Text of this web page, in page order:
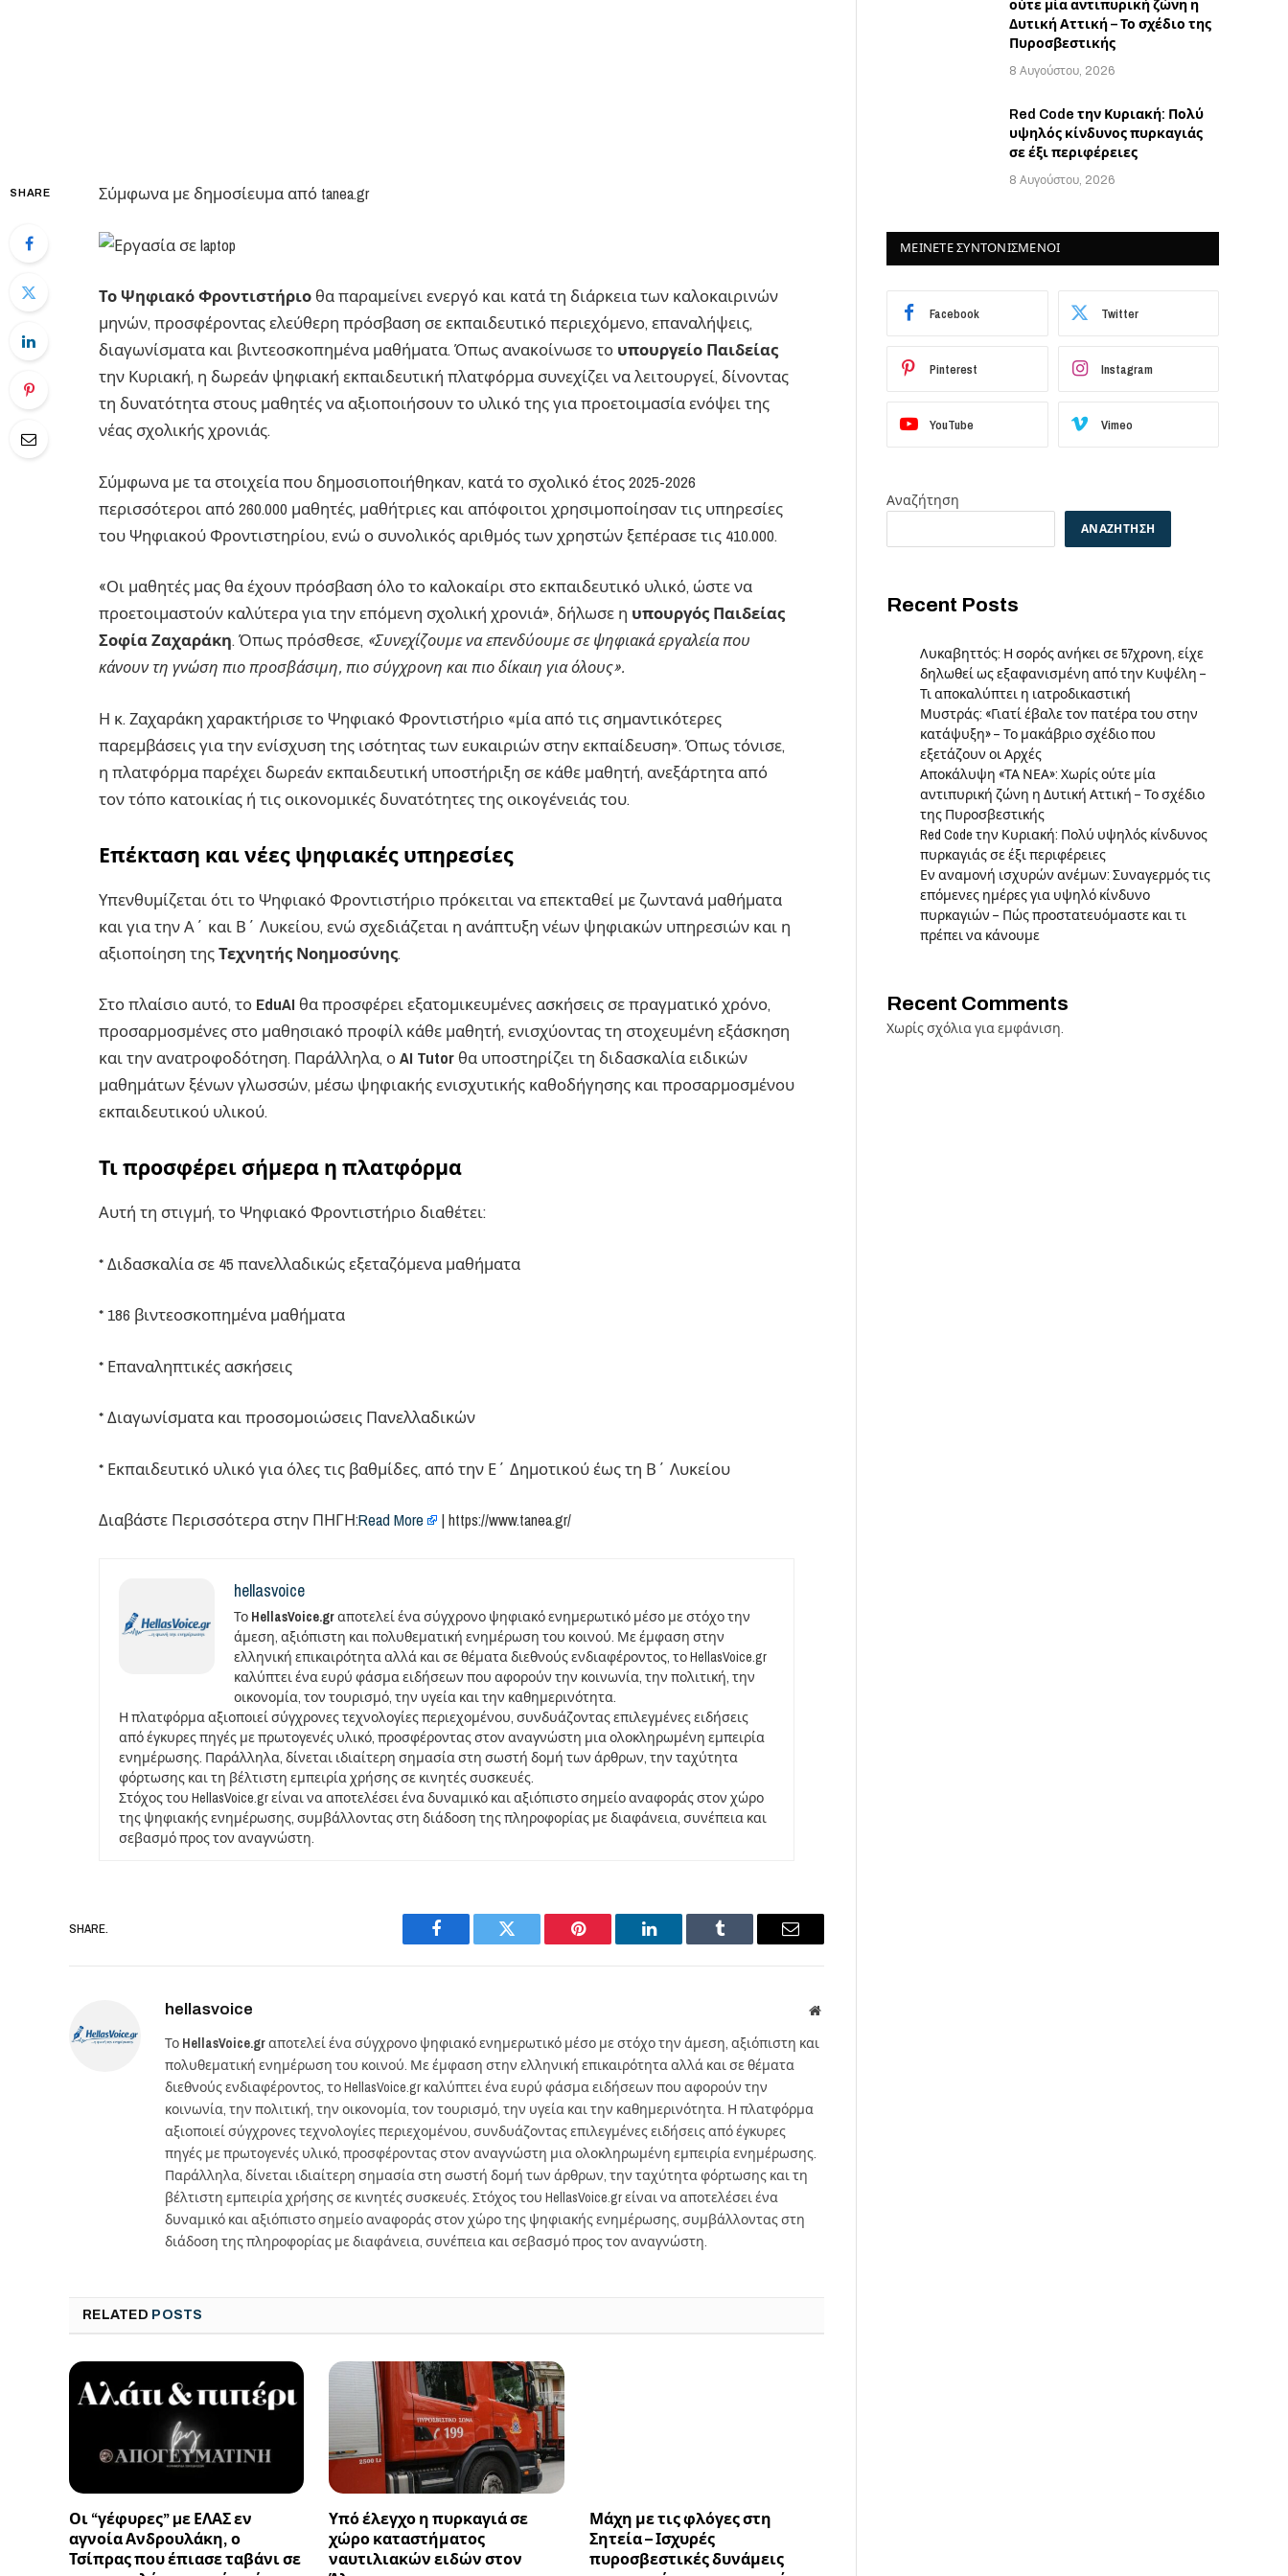
SHARE Σύμφωνα με δημοσίευμα από tanea.gr
Το Ψηφιακό Φροντιστήριο θα παραμείνει ενεργό και κατά τη διάρκεια των καλοκαιρινών
μηνών, προσφέροντας ελεύθερη πρόσβαση σε εκπαιδευτικό περιεχόμενο, επαναλήψεις,
διαγωνίσματα και βιντεοσκοπημένα μαθήματα. Όπως ανακοίνωσε το υπουργείο Παιδείας
την Κυριακή, η δωρεάν ψηφιακή εκπαιδευτική πλατφόρμα συνεχίζει να λειτουργεί, δίνοντας
τη δυνατότητα στους μαθητές να αξιοποιήσουν το υλικό της για προετοιμασία ενόψει της
νέας σχολικής χρονιάς.
Σύμφωνα με τα στοιχεία που δημοσιοποιήθηκαν, κατά το σχολικό έτος 2025-2026
περισσότεροι από 260.000 μαθητές, μαθήτριες και απόφοιτοι χρησιμοποίησαν τις υπηρεσίες
του Ψηφιακού Φροντιστηρίου, ενώ ο συνολικός αριθμός των χρηστών ξεπέρασε τις 410.000.
«Οι μαθητές μας θα έχουν πρόσβαση όλο το καλοκαίρι στο εκπαιδευτικό υλικό, ώστε να
προετοιμαστούν καλύτερα για την επόμενη σχολική χρονιά», δήλωσε η υπουργός Παιδείας
Σοφία Ζαχαράκη. Όπως πρόσθεσε, «Συνεχίζουμε να επενδύουμε σε ψηφιακά εργαλεία που
κάνουν τη γνώση πιο προσβάσιμη, πιο σύγχρονη και πιο δίκαιη για όλους».
Η κ. Ζαχαράκη χαρακτήρισε το Ψηφιακό Φροντιστήριο «μία από τις σημαντικότερες
παρεμβάσεις για την ενίσχυση της ισότητας των ευκαιριών στην εκπαίδευση». Όπως τόνισε,
η πλατφόρμα παρέχει δωρεάν εκπαιδευτική υποστήριξη σε κάθε μαθητή, ανεξάρτητα από
τον τόπο κατοικίας ή τις οικονομικές δυνατότητες της οικογένειάς του.
Επέκταση και νέες ψηφιακές υπηρεσίες
Υπενθυμίζεται ότι το Ψηφιακό Φροντιστήριο πρόκειται να επεκταθεί με ζωντανά μαθήματα
και για την Α΄ και Β΄ Λυκείου, ενώ σχεδιάζεται η ανάπτυξη νέων ψηφιακών υπηρεσιών και η
αξιοποίηση τηςΤεχνητής Νοημοσύνης.
Στο πλαίσιο αυτό, το EduAI θα προσφέρει εξατομικευμένες ασκήσεις σε πραγματικό χρόνο,
προσαρμοσμένες στο μαθησιακό προφίλ κάθε μαθητή, ενισχύοντας τη στοχευμένη εξάσκηση
και την ανατροφοδότηση. Παράλληλα, οAI Tutor θα υποστηρίζει τη διδασκαλία ειδικών
μαθημάτων ξένων γλωσσών, μέσω ψηφιακής ενισχυτικής καθοδήγησης και προσαρμοσμένου
εκπαιδευτικού υλικού.
Τι προσφέρει σήμερα η πλατφόρμα
Αυτή τη στιγμή, το Ψηφιακό Φροντιστήριο διαθέτει:
* Διδασκαλία σε 45 πανελλαδικώς εξεταζόμενα μαθήματα
* 186 βιντεοσκοπημένα μαθήματα
* Επαναληπτικές ασκήσεις
* Διαγωνίσματα και προσομοιώσεις Πανελλαδικών
* Εκπαιδευτικό υλικό για όλες τις βαθμίδες, από την Ε΄ Δημοτικού έως τη Β΄ Λυκείου
Διαβάστε Περισσότερα στην ΠΗΓΗ:​Read More | https://www.tanea.gr/
hellasvoice
Το HellasVoice.grαποτελεί ένα σύγχρονο ψηφιακό ενημερωτικό μέσο με στόχο την
άμεση, αξιόπιστη και πολυθεματική ενημέρωση του κοινού. Με έμφαση στην
ελληνική επικαιρότητα αλλά και σε θέματα διεθνούς ενδιαφέροντος, το HellasVoice.gr
καλύπτει ένα ευρύ φάσμα ειδήσεων που αφορούν την κοινωνία, την πολιτική, την
οικονομία, τον τουρισμό, την υγεία και την καθημερινότητα.
Η πλατφόρμα αξιοποιεί σύγχρονες τεχνολογίες περιεχομένου, συνδυάζοντας επιλεγμένες ειδήσεις
από έγκυρες πηγές με πρωτογενές υλικό, προσφέροντας στον αναγνώστη μια ολοκληρωμένη εμπειρία
ενημέρωσης. Παράλληλα, δίνεται ιδιαίτερη σημασία στη σωστή δομή των άρθρων, την ταχύτητα
φόρτωσης και τη βέλτιστη εμπειρία χρήσης σε κινητές συσκευές.
Στόχος του HellasVoice.gr είναι να αποτελέσει ένα δυναμικό και αξιόπιστο σημείο αναφοράς στον χώρο
της ψηφιακής ενημέρωσης, συμβάλλοντας στη διάδοση της πληροφορίας με διαφάνεια, συνέπεια και
σεβασμό προς τον αναγνώστη.
SHARE.
Facebook Twitter Pinterest LinkedIn Tumblr Email
hellasvoice Website
Το HellasVoice.grαποτελεί ένα σύγχρονο ψηφιακό ενημερωτικό μέσο με στόχο την άμεση, αξιόπιστη και
πολυθεματική ενημέρωση του κοινού. Με έμφαση στην ελληνική επικαιρότητα αλλά και σε θέματα
διεθνούς ενδιαφέροντος, το HellasVoice.gr καλύπτει ένα ευρύ φάσμα ειδήσεων που αφορούν την
κοινωνία, την πολιτική, την οικονομία, τον τουρισμό, την υγεία και την καθημερινότητα. Η πλατφόρμα
αξιοποιεί σύγχρονες τεχνολογίες περιεχομένου, συνδυάζοντας επιλεγμένες ειδήσεις από έγκυρες
πηγές με πρωτογενές υλικό, προσφέροντας στον αναγνώστη μια ολοκληρωμένη εμπειρία ενημέρωσης.
Παράλληλα, δίνεται ιδιαίτερη σημασία στη σωστή δομή των άρθρων, την ταχύτητα φόρτωσης και τη
βέλτιστη εμπειρία χρήσης σε κινητές συσκευές. Στόχος του HellasVoice.gr είναι να αποτελέσει ένα
δυναμικό και αξιόπιστο σημείο αναφοράς στον χώρο της ψηφιακής ενημέρωσης, συμβάλλοντας στη
διάδοση της πληροφορίας με διαφάνεια, συνέπεια και σεβασμό προς τον αναγνώστη.
RELATED POSTS
Οι “γέφυρες” µε ΕΛΑΣ εν
αγνοία Ανδρουλάκη, ο
Τσίπρας που έπιασε ταβάνι σε
Υπό έλεγχο η πυρκαγιά σε
χώρο καταστήματος
ναυτιλιακών ειδών στον
Μάχη με τις φλόγες στη
Σητεία – Ισχυρές
πυροσβεστικές δυνάμεις
ούτε μία αντιπυρική ζώνη η
Δυτική Αττική – Το σχέδιο της
Πυροσβεστικής
8 Αυγούστου, 2026
Red Code την Κυριακή: Πολύ
υψηλός κίνδυνος πυρκαγιάς
σε έξι περιφέρειες
8 Αυγούστου, 2026
ΜΕΙΝΕΤΕ ΣΥΝΤΟΝΙΣΜΕΝΟΙ
Facebook Twitter
Pinterest Instagram
YouTube Vimeo
Αναζήτηση
ΑΝΑΖΉΤΗΣΗ
Recent Posts
Λυκαβηττός: Η σορός ανήκει σε 57χρονη, είχε
δηλωθεί ως εξαφανισμένη από την Κυψέλη –
Τι αποκαλύπτει η ιατροδικαστική
Μυστράς: «Γιατί έβαλε τον πατέρα του στην
κατάψυξη» – Το μακάβριο σχέδιο που
εξετάζουν οι Αρχές
Αποκάλυψη «ΤΑ ΝΕΑ»: Χωρίς ούτε μία
αντιπυρική ζώνη η Δυτική Αττική – Το σχέδιο
της Πυροσβεστικής
Red Code την Κυριακή: Πολύ υψηλός κίνδυνος
πυρκαγιάς σε έξι περιφέρειες
Εν αναμονή ισχυρών ανέμων: Συναγερμός τις
επόμενες ημέρες για υψηλό κίνδυνο
πυρκαγιών – Πώς προστατευόμαστε και τι
πρέπει να κάνουμε
Recent Comments
Χωρίς σχόλια για εμφάνιση.